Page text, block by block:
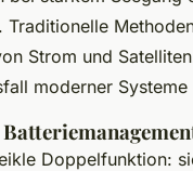
Strom und
moderner
Doppelfunktion: